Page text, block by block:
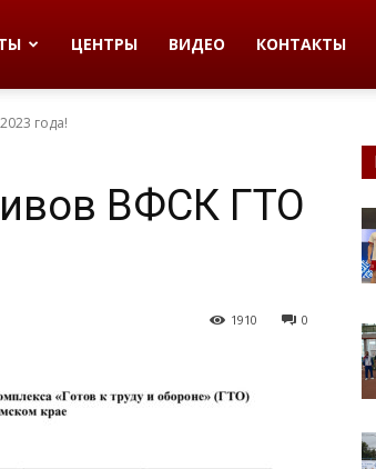
ЦЕНТРЫ ВИДЕО КОНТАКТЫ
года!
ВФСК ГТО
0
1910